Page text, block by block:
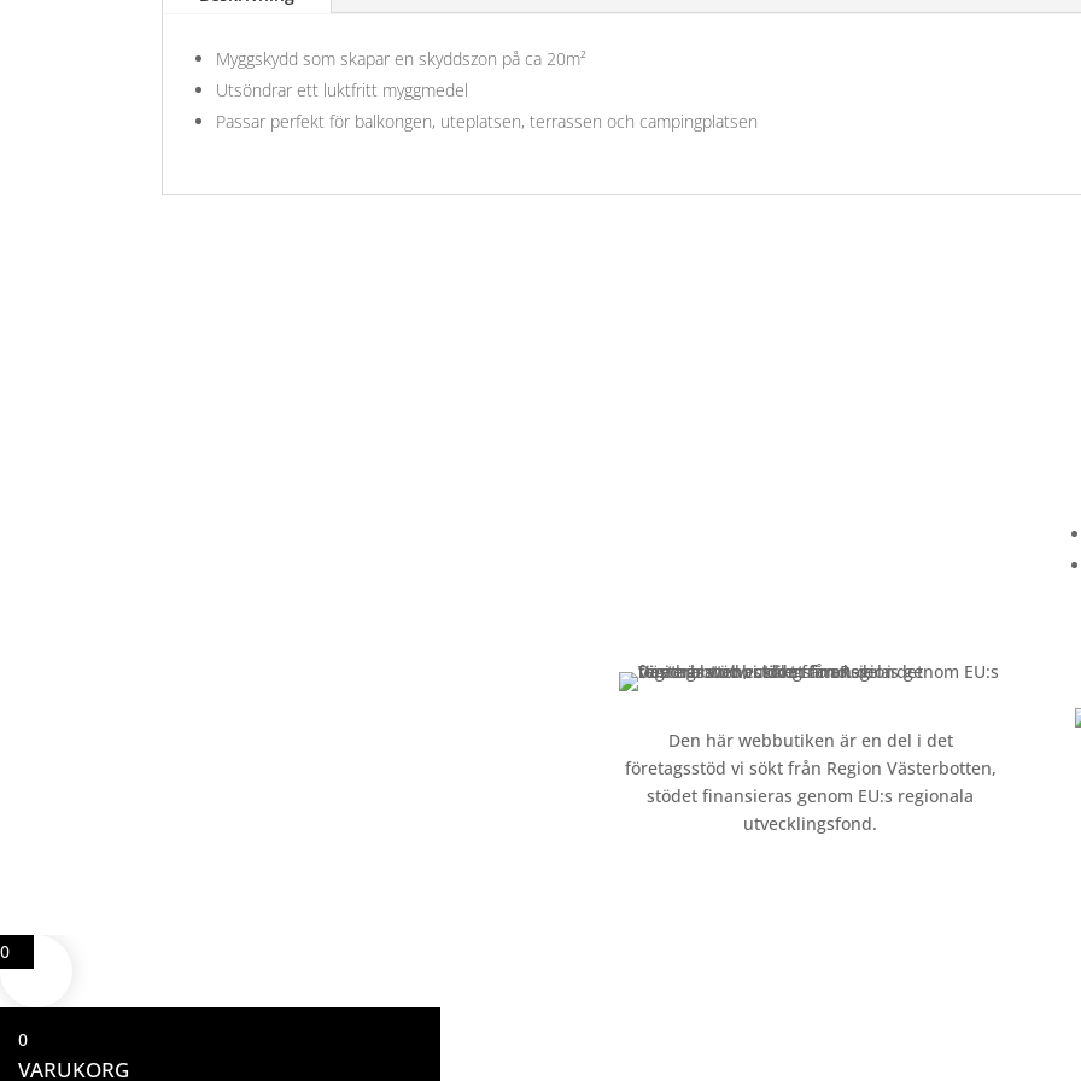
Myggskydd som skapar en skyddszon på ca 20m²
Utsöndrar ett luktfritt myggmedel
Passar perfekt för balkongen, uteplatsen, terrassen och campingplatsen
Den här webbutiken är en del i det
företagsstöd vi sökt från Region Västerbotten,
stödet finansieras genom EU:s regionala
utvecklingsfond.
0
0
VARUKORG